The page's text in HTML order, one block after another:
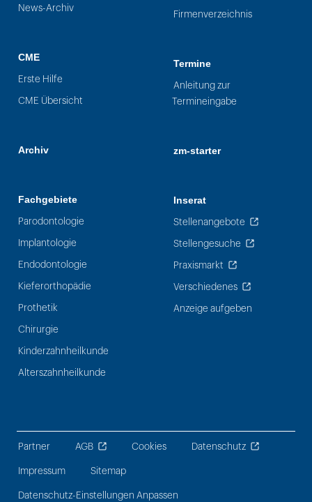
News-Archiv
CME
Erste Hilfe
CME Übersicht
Archiv
Fachgebiete
Parodontologie
Implantologie
Endodontologie
Kieferorthopädie
Prothetik
Chirurgie
Kinderzahnheilkunde
Alterszahnheilkunde
Firmenverzeichnis
Termine
Anleitung zur
Termineingabe
zm-starter
Inserat
Stellenangebote
Stellengesuche
Praxismarkt
Verschiedenes
Anzeige aufgeben
Partner AGB Cookies Datenschutz
Impressum Sitemap
Datenschutz-Einstellungen Anpassen